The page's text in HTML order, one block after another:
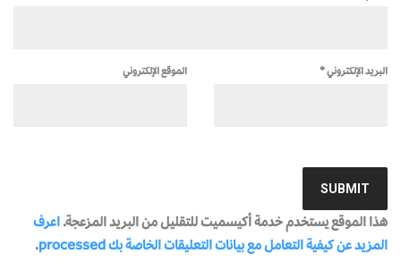
البريد الإلكتروني* الموقع الإلكتروني
هذا الموقع يستخدم خدمة أكيسميت للتقليل من البريد المزعجة. اعرف
المزيد عن كيفية التعامل مع بيانات التعليقات الخاصة بك processed
.